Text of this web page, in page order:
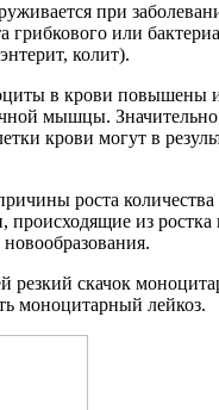
при
грибкового или
колит).
в крови повышены
мышцы.
крови могут в
роста
происходящие из ростка
скачок
моноцитарный лейкоз.